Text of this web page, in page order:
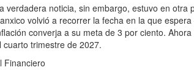
verdadera noticia, sin embargo, estuvo en otra
volvió a recorrer la fecha en la que
converja a su meta de 3 por ciento.
cuarto trimestre de 2027.
Financiero